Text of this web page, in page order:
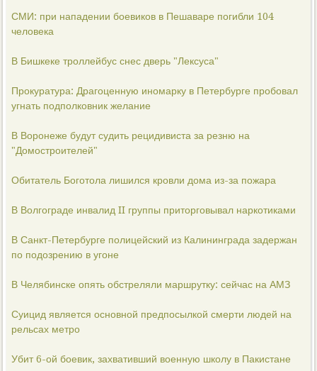
СМИ: при нападении боевиков в Пешаваре погибли 104
человека
В Бишкеке троллейбус снес дверь "Лексуса"
Прокуратура: Драгоценную иномарку в Петербурге пробовал
угнать подполковник желание
В Воронеже будут судить рецидивиста за резню на
"Домостроителей"
Обитатель Боготола лишился кровли дома из-за пожара
В Волгограде инвалид II группы приторговывал наркотиками
В Санкт-Петербурге полицейский из Калининграда задержан
по подозрению в угоне
В Челябинске опять обстреляли маршрутку: сейчас на АМЗ
Суицид является основной предпосылкой смерти людей на
рельсах метро
Убит 6-ой боевик, захвативший военную школу в Пакистане